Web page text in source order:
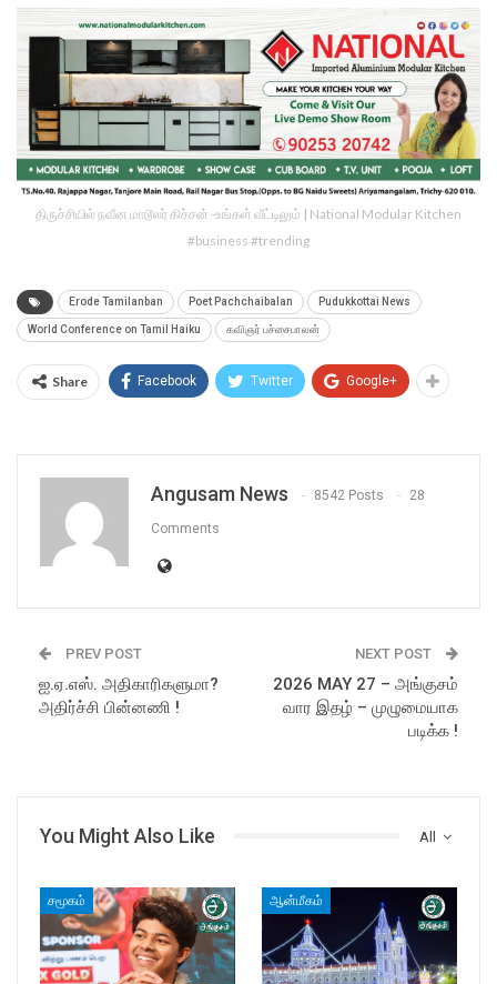
திருச்சியில் நவீன மாடூலர் கிச்சன் -உங்கள் வீட்டிலும் | National Modular Kitchen
#business #trending
Erode Tamilanban Poet Pachchaibalan Pudukkottai News
World Conference on Tamil Haiku கவிஞர் பச்சைபாலன்
Share Facebook Twitter Google+
Angusam News 8542 Posts 28
Comments
PREV POST
ஐ.ஏ.எஸ். அதிகாரிகளுமா?
அதிர்ச்சி பின்னணி !
NEXT POST
2026 MAY 27 – அங்குசம்
வார இதழ் – முழுமையாக
படிக்க !
All
You Might Also Like
சமூகம் ஆன்மீகம்